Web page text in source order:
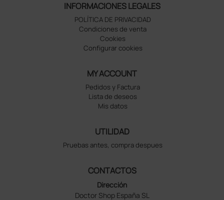
INFORMACIONES LEGALES
POLÍTICA DE PRIVACIDAD
Condiciones de venta
Cookies
Configurar cookies
MY ACCOUNT
Pedidos y Factura
Lista de deseos
Mis datos
UTILIDAD
Pruebas antes, compra despues
CONTACTOS
Dirección
Doctor Shop España SL